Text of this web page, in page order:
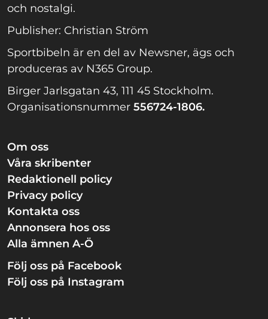
och nostalgi.
Publisher: Christian Ström
Sportbibeln är en del av Newsner, ägs och
produceras av N365 Group.
Birger Jarlsgatan 43, 111 45 Stockholm.
Organisationsnummer 556724-1806.
Om oss
Våra skribenter
Redaktionell policy
Privacy policy
Kontakta oss
Annonsera hos oss
Alla ämnen A-Ö
Följ oss på Facebook
Följ oss på Instagram